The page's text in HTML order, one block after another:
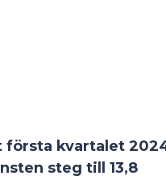
första kvartalet
steg till 13,8